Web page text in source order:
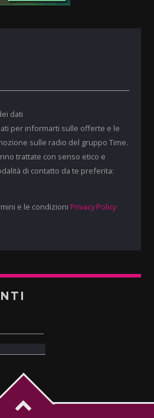
dati
per informarti sulle offerte e le
sulle radio del gruppo Time.
trattate con senso etico e
di contatto da te preferita:
e le condizioni Privacy Policy